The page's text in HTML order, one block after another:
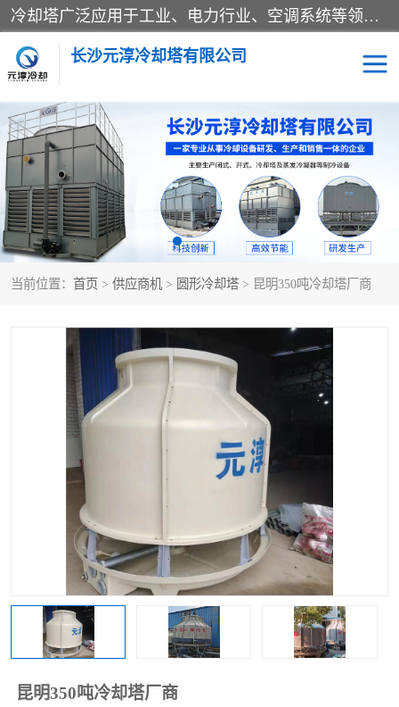
冷却塔广泛应用于工业、电力行业、空调系统等领域。在电力行业中，用于冷却发电机组的循环水；在工业生产中，如化工、冶金等行业，可降低生产过程中产生的热量；在空调系统中，为空调设备提供冷却水源
长沙元淳冷却塔有限公司
当前位置： 首页 > 供应商机 > 圆形冷却塔 > 昆明350吨冷却塔厂商
昆明350吨冷却塔厂商
方形开式冷却塔 圆形冷却塔
闭式冷却塔 水箱
电控箱 水泵
板式换热器